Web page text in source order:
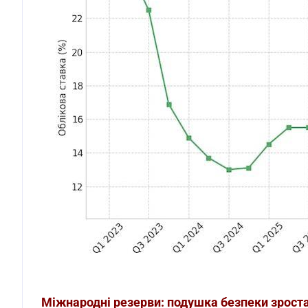
Міжнародні резерви: подушка безпеки